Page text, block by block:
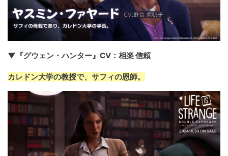
▼『グウェン・ハンター』CV：相楽 信頼
カレドン大学の教授で、サフィの恩師。